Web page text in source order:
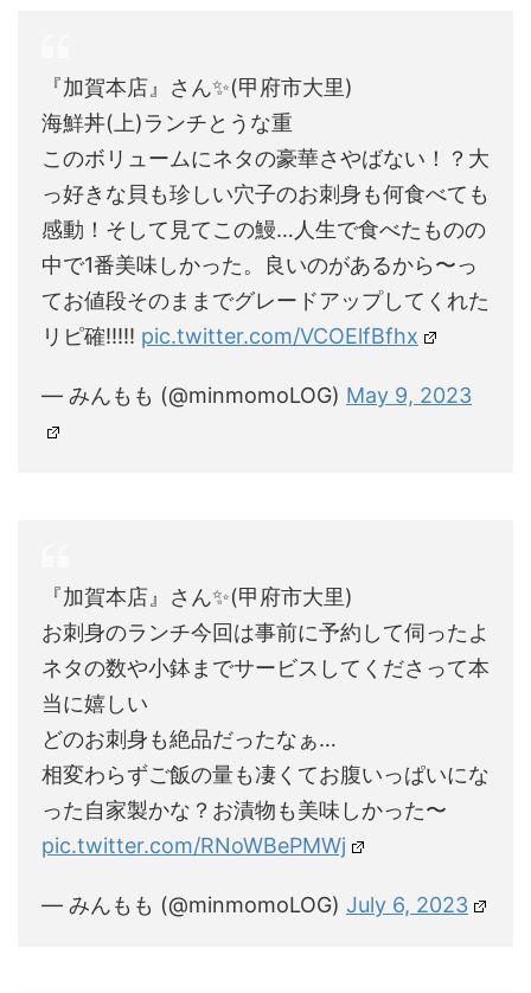
『加賀本店』さん✨(甲府市大里)
海鮮丼(上)ランチとうな重
このボリュームにネタの豪華さやばない！？大
っ好きな貝も珍しい穴子のお刺身も何食べても
感動！そして見てこの鰻…人生で食べたものの
中で1番美味しかった。良いのがあるから〜っ
てお値段そのままでグレードアップしてくれた
リピ確!!!!! pic.twitter.com/VCOElfBfhx
— みんもも (@minmomoLOG) May 9, 2023
『加賀本店』さん✨(甲府市大里)
お刺身のランチ今回は事前に予約して伺ったよ
ネタの数や小鉢までサービスしてくださって本
当に嬉しい
どのお刺身も絶品だったなぁ…
相変わらずご飯の量も凄くてお腹いっぱいにな
った自家製かな？お漬物も美味しかった〜
pic.twitter.com/RNoWBePMWj
— みんもも (@minmomoLOG) July 6, 2023